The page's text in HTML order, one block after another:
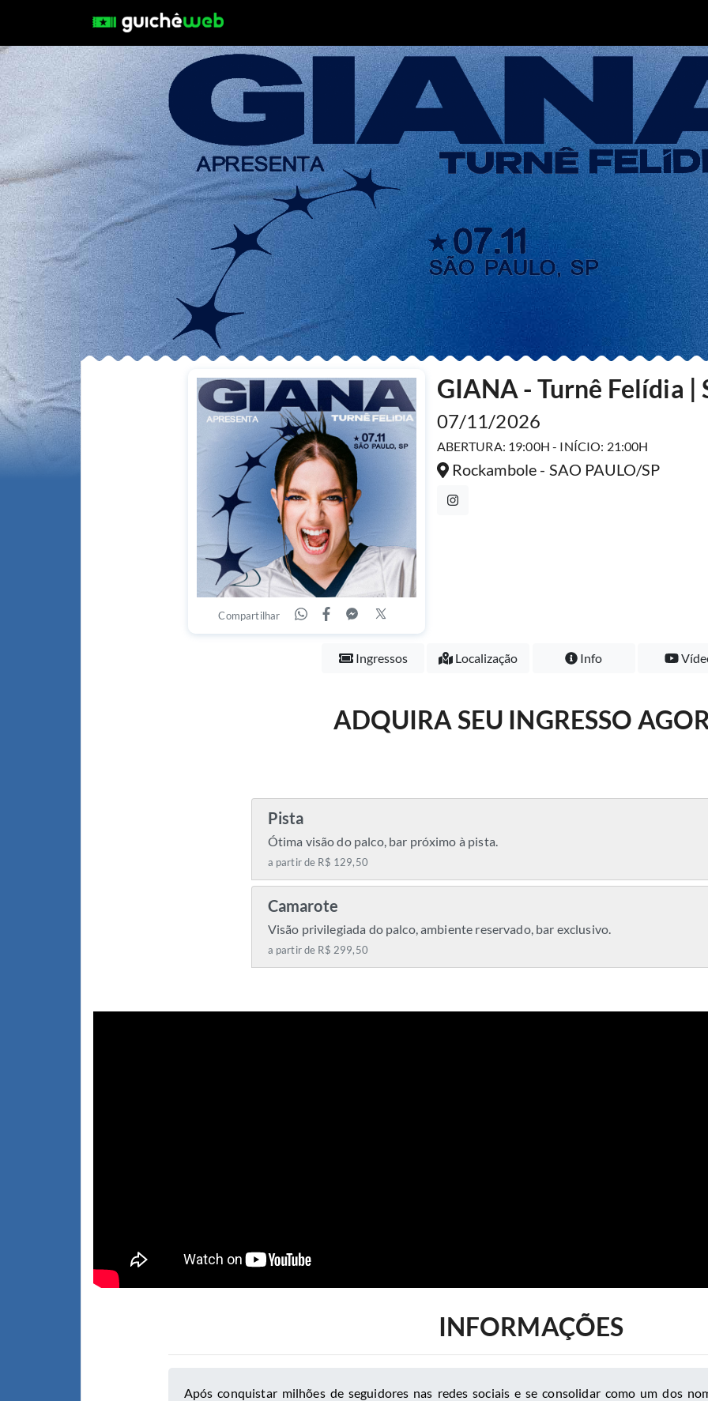
Compartilhar
GIANA - Turnê Felídia |
07/11/2026
ABERTURA: 19:00H - INÍCIO: 21:00H
Rockambole - SAO PAULO/SP
Ingressos Localização Info
ADQUIRA SEU INGRESSO
Pista
Ótima visão do palco, bar próximo à pista.
a partir de R$ 129,50
Camarote
Visão privilegiada do palco, ambiente reservado, bar exclusivo.
a partir de R$ 299,50
INFORMAÇÕES
Após conquistar milhões de seguidores nas redes sociais e se consolidar como um dos